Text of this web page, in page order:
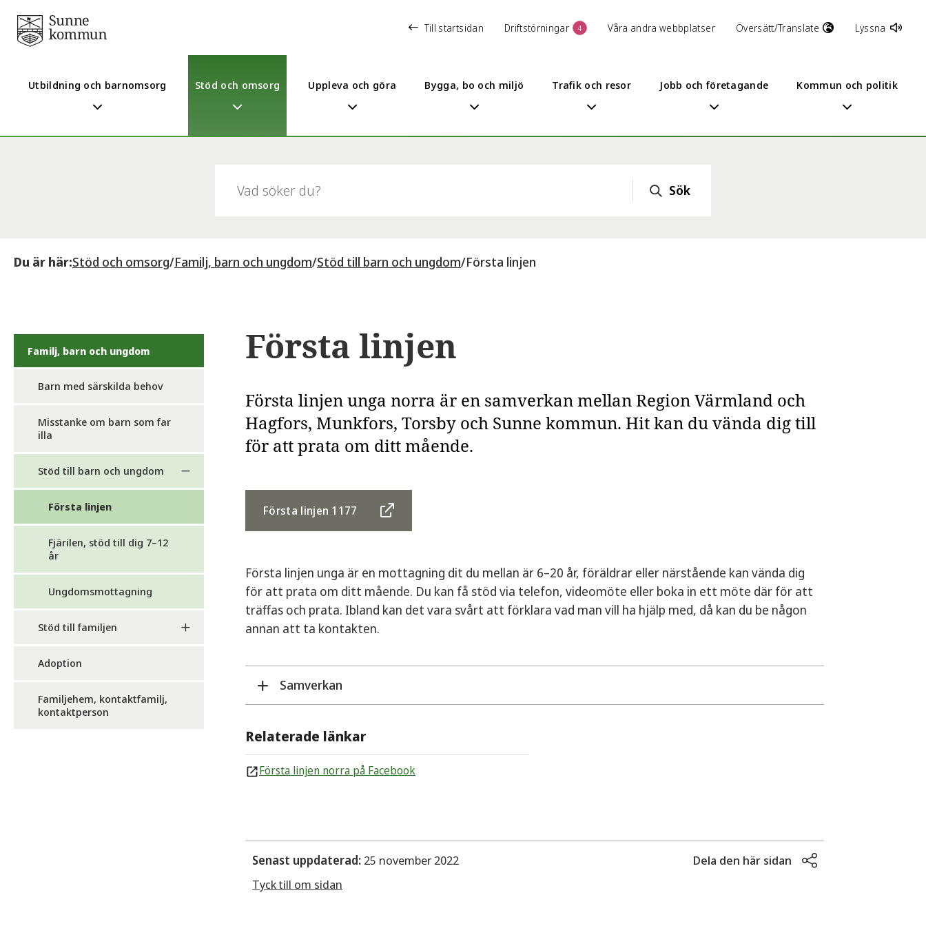
Till startsidan Driftstörningar 4 Våra andra webbplatser Översätt/Translate Lyssna
Utbildning och barnomsorg Stöd och omsorg Uppleva och göra Bygga, bo och miljö Trafik och resor Jobb och företagande Kommun och politik
Sök
Du är här:Stöd och omsorg/Familj, barn och ungdom/Stöd till barn och ungdom/Första linjen
Familj, barn och ungdom
Barn med särskilda behov
Misstanke om barn som far
illa
Stöd till barn och ungdom
Första linjen
Fjärilen, stöd till dig 7–12
år
Ungdomsmottagning
Stöd till familjen
Adoption
Familjehem, kontaktfamilj,
kontaktperson
Första linjen
Första linjen unga norra är en samverkan mellan Region Värmland och
Hagfors, Munkfors, Torsby och Sunne kommun. Hit kan du vända dig till
för att prata om ditt mående.
Första linjen 1177
Första linjen unga är en mottagning dit du mellan är 6–20 år, föräldrar eller närstående kan vända dig
för att prata om ditt mående. Du kan få stöd via telefon, videomöte eller boka in ett möte där för att
träffas och prata. Ibland kan det vara svårt att förklara vad man vill ha hjälp med, då kan du be någon
annan att ta kontakten.
Samverkan
och Sunne kommun. Mottagningen vänder sig till boende och studerande i dessa kommuner.
Första linjen unga norra arbetar med råd, stöd och behandling.
Relaterade länkar
Första linjen norra på Facebook
Senast uppdaterad: 25 november 2022
Dela den här sidan
Tyck till om sidan